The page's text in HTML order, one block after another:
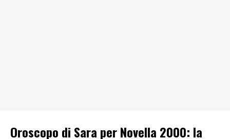
Oroscopo di Sara per Novella 2000: la